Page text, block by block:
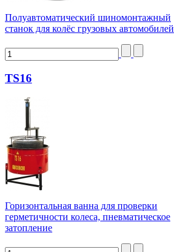
Полуавтоматический шиномонтажный
станок для колёс грузовых автомобилей
TS16
Горизонтальная ванна для проверки
герметичности колеса, пневматическое
затопление